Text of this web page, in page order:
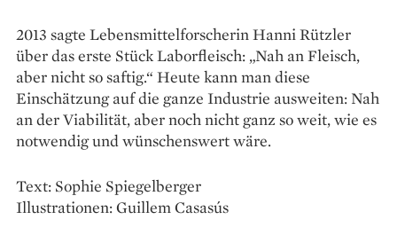
2013 sagte Lebensmittelforscherin Hanni Rützler
über das erste Stück Laborfleisch: „Nah an Fleisch,
aber nicht so saftig.“ Heute kann man diese
Einschätzung auf die ganze Industrie ausweiten: Nah
an der Viabilität, aber noch nicht ganz so weit, wie es
notwendig und wünschenswert wäre.
Text: Sophie Spiegelberger
Illustrationen: Guillem Casasús